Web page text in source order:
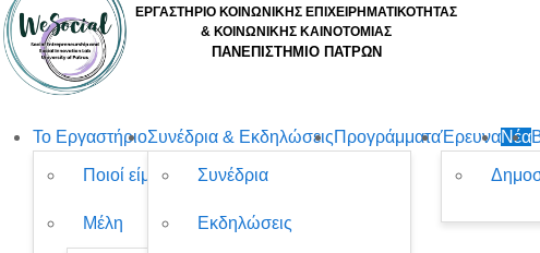
ΕΡΓΑΣΤΗΡΙΟ ΚΟΙΝΩΝΙΚΗΣ ΕΠΙΧΕΙΡΗΜΑΤΙΚΟΤΗΤΑΣ
& ΚΟΙΝΩΝΙΚΗΣ ΚΑΙΝΟΤΟΜΙΑΣ
ΠΑΝΕΠΙΣΤΗΜΙΟ ΠΑΤΡΩΝ
Το Εργαστήριο
Ποιοί είμαστε
Μέλη
Συνέδρια & Εκδηλώσεις
Συνέδρια
Εκδηλώσεις
ΠρογράμματαΈρευναΝέα